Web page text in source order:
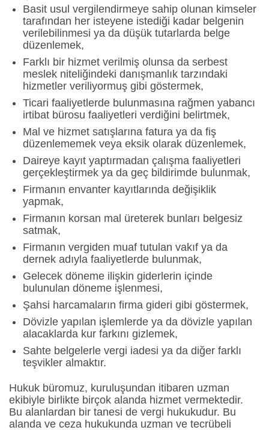
Basit usul vergilendirmeye sahip olunan kimseler
tarafından her isteyene istediği kadar belgenin
verilebilinmesi ya da düşük tutarlarda belge
düzenlemek,
Farklı bir hizmet verilmiş olunsa da serbest
meslek niteliğindeki danışmanlık tarzındaki
hizmetler veriliyormuş gibi göstermek,
Ticari faaliyetlerde bulunmasına rağmen yabancı
irtibat bürosu faaliyetleri verdiğini belirtmek,
Mal ve hizmet satışlarına fatura ya da fiş
düzenlememek veya eksik olarak düzenlemek,
Daireye kayıt yaptırmadan çalışma faaliyetleri
gerçekleştirmek ya da geç bildirimde bulunmak,
Firmanın envanter kayıtlarında değişiklik
yapmak,
Firmanın korsan mal üreterek bunları belgesiz
satmak,
Firmanın vergiden muaf tutulan vakıf ya da
dernek adıyla faaliyetlerde bulunmak,
Gelecek döneme ilişkin giderlerin içinde
bulunulan döneme işlenmesi,
Şahsi harcamaların firma gideri gibi göstermek,
Dövizle yapılan işlemlerde ya da dövizle yapılan
alacaklarda kur farkını gizlemek,
Sahte belgelerle vergi iadesi ya da diğer farklı
teşvikler almaktır.
Hukuk büromuz, kuruluşundan itibaren uzman
ekibiyle birlikte birçok alanda hizmet vermektedir.
Bu alanlardan bir tanesi de vergi hukukudur. Bu
alanda ve ceza hukukunda uzman ve tecrübeli